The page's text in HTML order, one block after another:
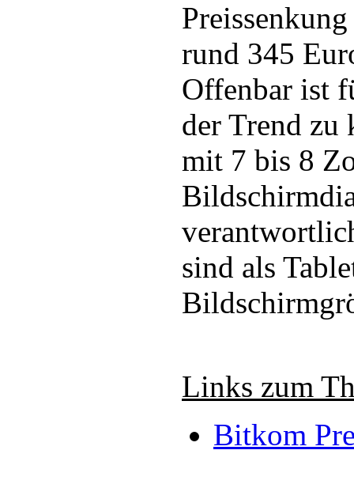
rund 345
Offenbar ist
der Trend zu
mit 7 bis 8
sind als
Links zum
Bitkom